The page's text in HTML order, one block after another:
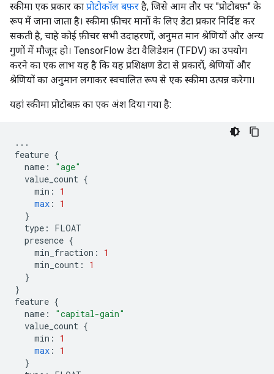
स्कीमा एक प्रकार का प्रोटोकॉल बफ़र है, जिसे आम तौर पर "प्रोटोबफ़" के
रूप में जाना जाता है। स्कीमा फ़ीचर मानों के लिए डेटा प्रकार निर्दिष्ट कर
सकती है, चाहे कोई फ़ीचर सभी उदाहरणों, अनुमत मान श्रेणियों और अन्य
गुणों में मौजूद हो। TensorFlow डेटा वैलिडेशन (TFDV) का उपयोग
करने का एक लाभ यह है कि यह प्रशिक्षण डेटा से प्रकारों, श्रेणियों और
श्रेणियों का अनुमान लगाकर स्वचालित रूप से एक स्कीमा उत्पन्न करेगा।
यहां स्कीमा प्रोटोबफ़ का एक अंश दिया गया है:
...
feature {
name :
"age"
value_count {
min :
1
max :
1
}
type :
FLOAT
presence {
min_fraction :
1
min_count :
1
}
}
feature {
name :
"capital-gain"
value_count {
min :
1
max :
1
}